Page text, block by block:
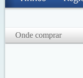
Onde comprar